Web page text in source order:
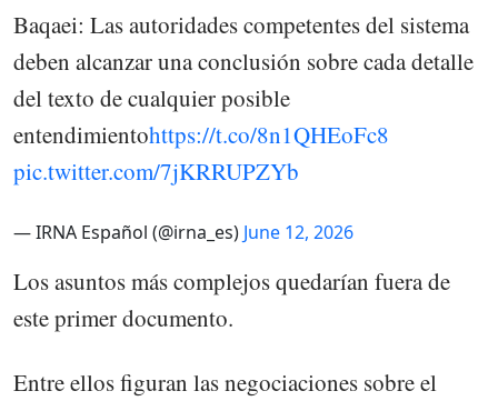
Baqaei: Las autoridades competentes del sistema
deben alcanzar una conclusión sobre cada detalle
del texto de cualquier posible
entendimientohttps://t.co/8n1QHEoFc8
pic.twitter.com/7jKRRUPZYb
— IRNA Español (@irna_es) June 12, 2026
Los asuntos más complejos quedarían fuera de
este primer documento.
Entre ellos figuran las negociaciones sobre el